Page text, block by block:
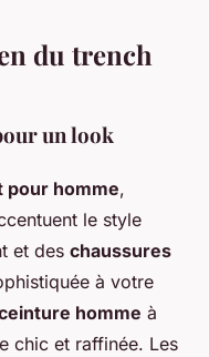
du trench
un look
pour homme,
le style
et des chaussures
à votre
homme à
chic et raffinée. Les